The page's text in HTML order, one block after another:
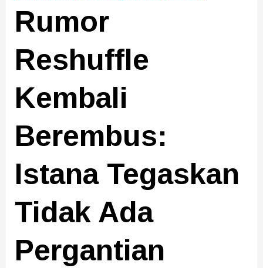
Rumor
Reshuffle
Kembali
Berembus:
Istana Tegaskan
Tidak Ada
Pergantian